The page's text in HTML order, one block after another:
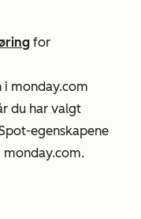
for
i monday.com
du har valgt
egenskapene
monday.com.